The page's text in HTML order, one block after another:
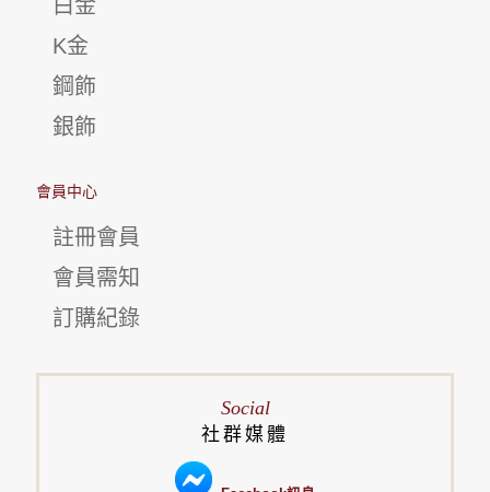
白金
K金
鋼飾
銀飾
會員中心
註冊會員
會員需知
訂購紀錄
Social
社群媒體